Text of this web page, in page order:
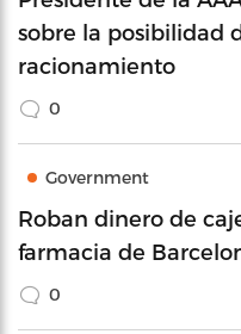
sobre la posibilidad
racionamiento
0
Government
Roban dinero de
farmacia de
0